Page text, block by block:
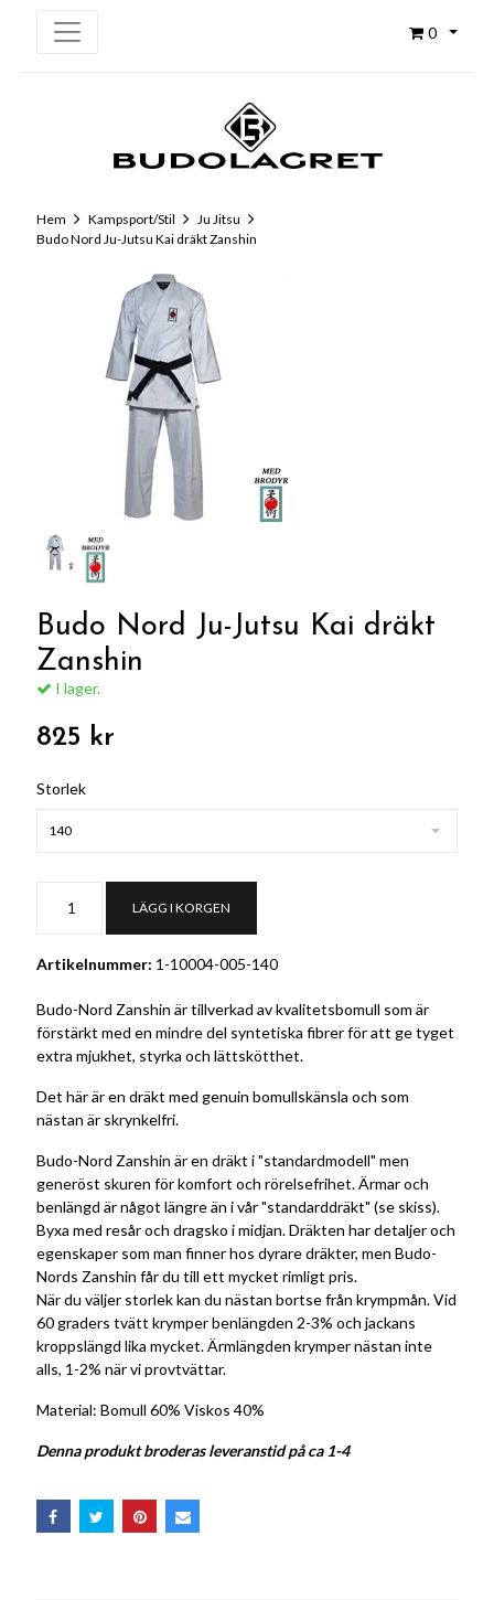
0
Hem Kampsport/Stil
Ju Jitsu
Budo Nord Ju-Jutsu Kai dräkt Zanshin
Budo Nord Ju-Jutsu Kai dräkt
Zanshin
I lager.
825 kr
Storlek
140
LÄGG I KORGEN
Artikelnummer: 1-10004-005-140
Budo-Nord Zanshin är tillverkad av kvalitetsbomull som är
förstärkt med en mindre del syntetiska fibrer för att ge tyget
extra mjukhet, styrka och lättskötthet.
Det här är en dräkt med genuin bomullskänsla och som
nästan är skrynkelfri.
Budo-Nord Zanshin är en dräkt i "standardmodell" men
generöst skuren för komfort och rörelsefrihet. Ärmar och
benlängd är något längre än i vår "standarddräkt" (se skiss).
Byxa med resår och dragsko i midjan. Dräkten har detaljer och
egenskaper som man finner hos dyrare dräkter, men Budo-
Nords Zanshin får du till ett mycket rimligt pris.
När du väljer storlek kan du nästan bortse från krympmån. Vid
60 graders tvätt krymper benlängden 2-3% och jackans
kroppslängd lika mycket. Ärmlängden krymper nästan inte
alls, 1-2% när vi provtvättar.
Material: Bomull 60% Viskos 40%
Denna produkt broderas leveranstid på ca 1-4